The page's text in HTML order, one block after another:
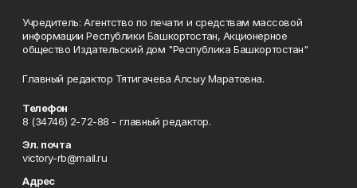
Учредитель: Агентство по печати и средствам массовой
информации Республики Башкортостан, Акционерное
общество Издательский дом "Республика Башкортостан"
Главный редактор Тятигачева Алсыу Маратовна.
Телефон
8 (34746) 2-72-88 - главный редактор.
Эл. почта
victory-rb@mail.ru
Адрес